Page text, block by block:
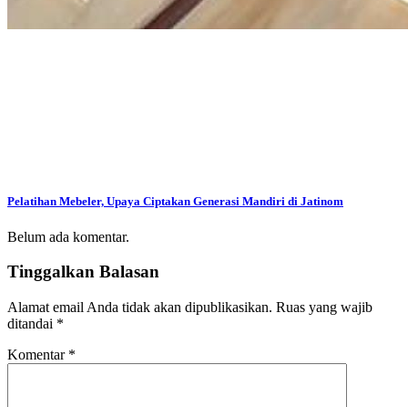
Pelatihan Mebeler, Upaya Ciptakan Generasi Mandiri di Jatinom
Belum ada komentar.
Tinggalkan Balasan
Alamat email Anda tidak akan dipublikasikan. Ruas yang wajib
ditandai *
Komentar *